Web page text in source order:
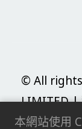
© All rights
LIMITED |
本網站使用